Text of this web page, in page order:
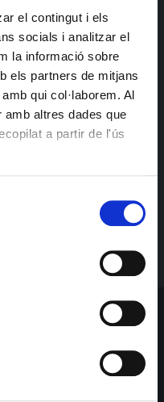
el contingut i els
socials i analitzar el
la informació sobre
els partners de mitjans
qui col·laborem. Al
altres dades que
a partir de l'ús
sobre esdeveniments,